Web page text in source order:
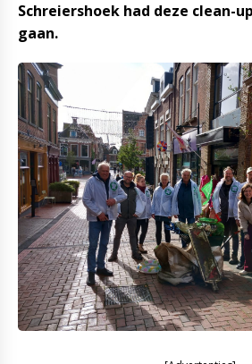
Schreiershoek had deze clean-
gaan.